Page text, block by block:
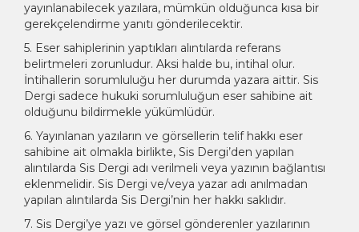
yayınlanabilecek yazılara, mümkün olduğunca kısa bir
gerekçelendirme yanıtı gönderilecektir.
5. Eser sahiplerinin yaptıkları alıntılarda referans
belirtmeleri zorunludur. Aksi halde bu, intihal olur.
İntihallerin sorumluluğu her durumda yazara aittir. Sis
Dergi sadece hukuki sorumluluğun eser sahibine ait
olduğunu bildirmekle yükümlüdür.
6. Yayınlanan yazıların ve görsellerin telif hakkı eser
sahibine ait olmakla birlikte, Sis Dergi’den yapılan
alıntılarda Sis Dergi adı verilmeli veya yazının bağlantısı
eklenmelidir. Sis Dergi ve/veya yazar adı anılmadan
yapılan alıntılarda Sis Dergi’nin her hakkı saklıdır.
7. Sis Dergi’ye yazı ve görsel gönderenler yazılarının